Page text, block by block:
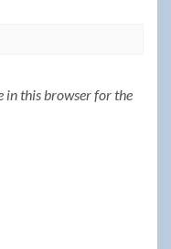
in this browser for the